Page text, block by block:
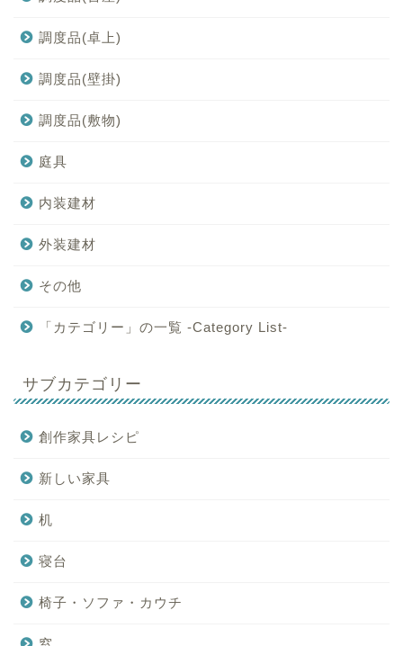
調度品(卓上)
調度品(壁掛)
調度品(敷物)
庭具
内装建材
外装建材
その他
「カテゴリー」の一覧 -Category List-
サブカテゴリー
創作家具レシピ
新しい家具
机
寝台
椅子・ソファ・カウチ